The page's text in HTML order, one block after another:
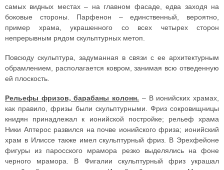
самых видных местах – на главном фасаде, едва заходя на
боковые стороны. Парфенон – единственный, вероятно,
пример храма, украшенного со всех четырех сторон
непрерывным рядом скульптурных метоп.
Повсюду скульптура, задуманная в связи с ее архитектурным
обрамлением, располагается ковром, занимая всю отведенную
ей плоскость.
Рельефы фризов, барабаны колонн. – В ионийских храмах,
как правило, фризы были скульптурными. Фриз сокровищницы
книдян принадлежал к ионийской постройке; рельеф храма
Ники Аптерос развился на почве ионийского фриза; ионийский
храм в Илиссе также имел скульптурный фриз. В Эрехфейоне
фигуры из паросского мрамора резко выделялись на фоне
черного мрамора. В Фигалии скульптурный фриз украшал